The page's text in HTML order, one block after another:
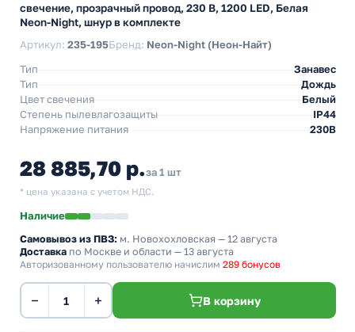
свечение, прозрачный провод, 230 В, 1200 LED, Белая
Neon-Night, шнур в комплекте
Артикул: 235-195Бренд: Neon-Night (Неон-Найт)
Тип
Занавес
Тип
Дождь
Цвет свечения
Белый
Степень пылевлагозащиты
IP44
Напряжение питания
230В
28 885,70 р.за 1 шт
* цена указана с учетом НДС.
Наличие
Самовывоз из ПВЗ: м. Новохохловская — 12 августа
Доставка по Москве и области — 13 августа
Авторизованному пользователю начислим 289 бонусов
− + В корзину